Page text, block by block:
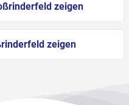
zeigen
zeigen